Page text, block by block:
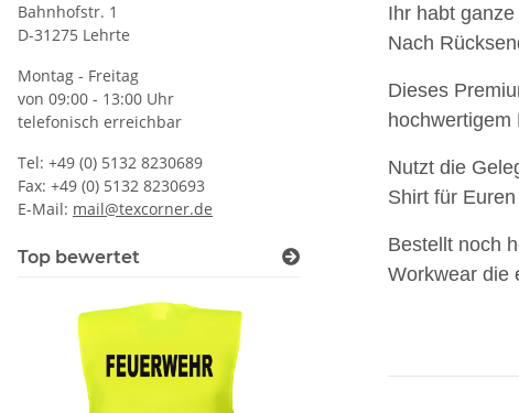
Ihr habt
Nach
Dieses
hochwertigem
Nutzt die
Shirt für
Bestellt noch
Workwear die
Bahnhofstr. 1
D-31275 Lehrte
Montag - Freitag
von 09:00 - 13:00 Uhr
telefonisch erreichbar
Tel: +49 (0) 5132 8230689
Fax: +49 (0) 5132 8230693
E-Mail: mail@texcorner.de
Top bewertet